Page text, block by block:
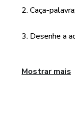
2. Caça-
3. Desenhe a
Mostrar mais